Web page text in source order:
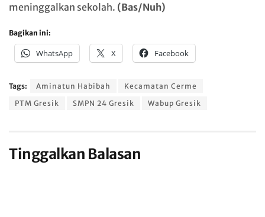
meninggalkan sekolah. (Bas/Nuh)
Bagikan ini:
WhatsApp X Facebook
Tags: Aminatun Habibah
Kecamatan Cerme
PTM Gresik
SMPN 24 Gresik Wabup Gresik
Tinggalkan Balasan